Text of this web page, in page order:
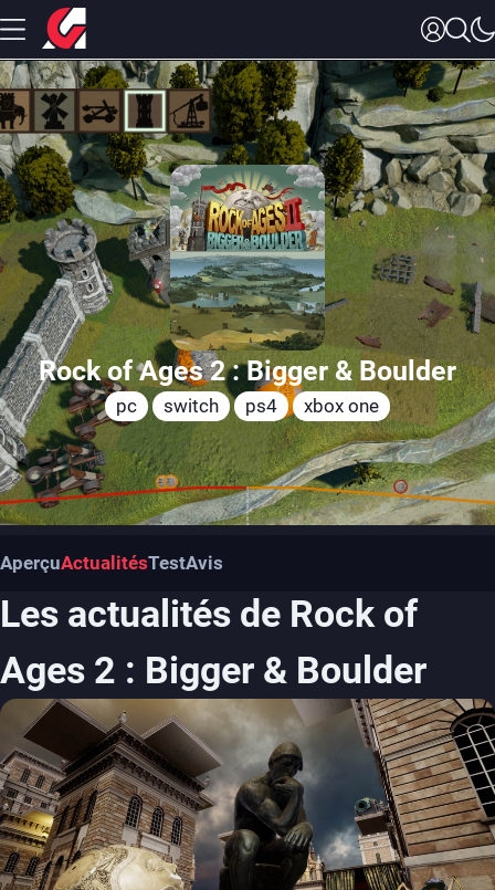
Rock of Ages 2 : Bigger & Boulder
pc switch ps4 xbox one
AperçuActualitésTestAvis
Les actualités de Rock of
Ages 2 : Bigger & Boulder